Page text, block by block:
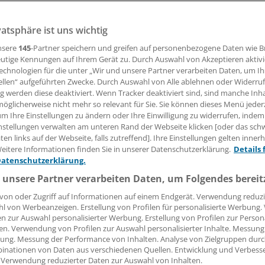
Abschätzung beim Deutschen Bundestag
unter die Lupe.
09:33 Uhr
Wie verbreitet sind Gesundheits-Apps und wie stark
gesellschaftlichen Chancen und Risiken sind damit
Büro für Technikfolgen-Abschätzung beim Deutschen
TAB startet das IZT (Institut für Zukunftsstudien und
nun eineStakeholder Panel TAgenannte
werden. Das IZT startet die Umfrage am 15.
ist uns wichtig
145-Partner speichern und greifen auf personenbezogene Daten wie
Kennungen auf Ihrem Gerät zu. Durch Auswahl von Akzeptieren
für die unter „Wir und unsere Partner verarbeiten Daten, um
aufgeführten Zwecke. Durch Auswahl von Alle ablehnen oder
werden diese deaktiviert. Wenn Tracker deaktiviert sind, sind manche
nicht mehr so relevant für Sie. Sie können dieses Menü
Ihre Einstellungen zu ändern oder Ihre Einwilligung zu widerrufen, indem
verwalten am unteren Rand der Webseite klicken [oder das
links auf der Webseite, falls zutreffend]. Ihre Einstellungen gelten
Informationen finden Sie in unserer Datenschutzerklärung. Details
Partner verarbeiten Daten, um Folgendes
oder Zugriff auf Informationen auf einem Endgerät. Verwendung
von Werbeanzeigen. Erstellung von Profilen für personalisierte
zur Auswahl personalisierter Werbung. Erstellung von Profilen zur
Verwendung von Profilen zur Auswahl personalisierter Inhalte.
Messung der Performance von Inhalten. Analyse von Zielgruppen
von Daten aus verschiedenen Quellen. Entwicklung und
reduzierter Daten zur Auswahl von Inhalten.